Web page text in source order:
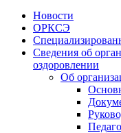
Новости
ОРКСЭ
Сведения об
оздоровлении
Об